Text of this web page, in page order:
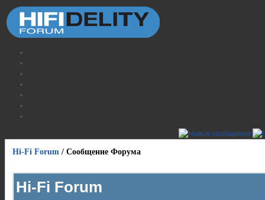
Hi-Fi Forum / Сообщение Форума
Hi-Fi Forum